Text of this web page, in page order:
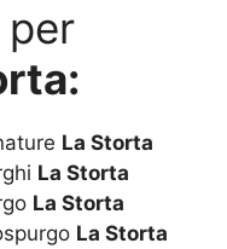
La Storta
La Storta
La Storta
La Storta